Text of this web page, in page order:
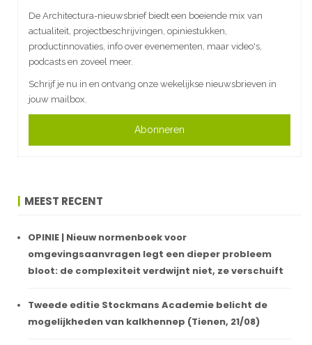
De Architectura-nieuwsbrief biedt een boeiende mix van
actualiteit, projectbeschrijvingen, opiniestukken,
productinnovaties, info over evenementen, maar video's,
podcasts en zoveel meer.
Schrijf je nu in en ontvang onze wekelijkse nieuwsbrieven in
jouw mailbox.
Abonneren
MEEST RECENT
OPINIE | Nieuw normenboek voor
omgevingsaanvragen legt een dieper probleem
bloot: de complexiteit verdwijnt niet, ze verschuift
Tweede editie Stockmans Academie belicht de
mogelijkheden van kalkhennep (Tienen, 21/08)